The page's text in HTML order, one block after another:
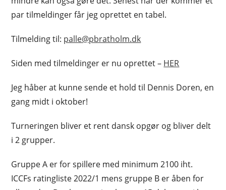
par tilmeldinger får jeg oprettet en tabel.
Tilmelding til: palle@pbratholm.dk
Siden med tilmeldinger er nu oprettet – HER
Jeg håber at kunne sende et hold til Dennis Doren, en
gang midt i oktober!
Turneringen bliver et rent dansk opgør og bliver delt
i 2 grupper.
Gruppe A er for spillere med minimum 2100 iht.
ICCFs ratingliste 2022/1 mens gruppe B er åben for